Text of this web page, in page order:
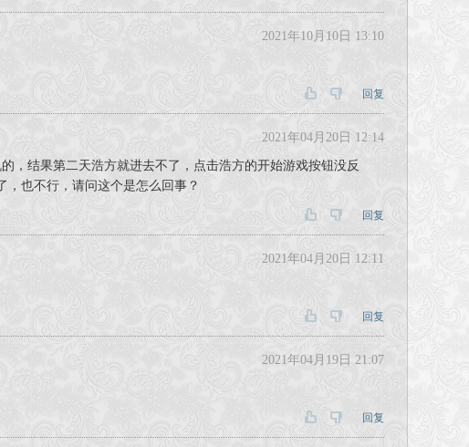
2021年10月10日 13:10
回复
2021年04月20日 12:14
，结果第二天浩方就进去不了，点击浩方的开始游戏按钮没反
也不行，请问这个是怎么回事？
回复
2021年04月20日 12:11
回复
2021年04月19日 21:07
回复